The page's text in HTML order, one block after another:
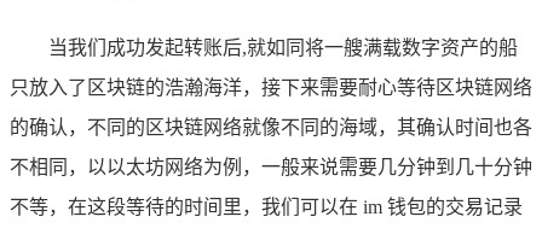
当我们成功发起转账后,就如同将一艘满载数字资产的船
只放入了区块链的浩瀚海洋，接下来需要耐心等待区块链网络
的确认，不同的区块链网络就像不同的海域，其确认时间也各
不相同，以以太坊网络为例，一般来说需要几分钟到几十分钟
不等，在这段等待的时间里，我们可以在 im 钱包的交易记录